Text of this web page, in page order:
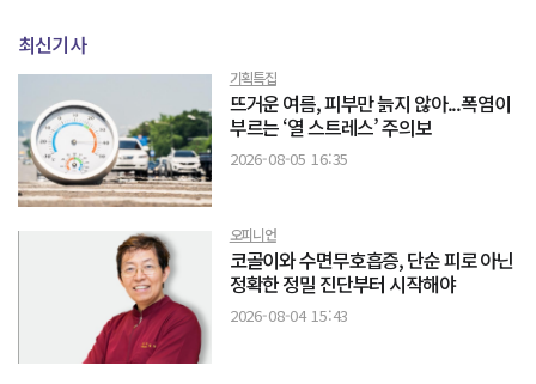
최신기사
기획특집
뜨거운 여름, 피부만 늙지 않아...폭염이
부르는 ‘열 스트레스’ 주의보
2026-08-05 16:35
오피니언
코골이와 수면무호흡증, 단순 피로 아닌
정확한 정밀 진단부터 시작해야
2026-08-04 15:43